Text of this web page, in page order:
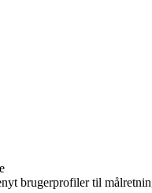
brugerprofiler til